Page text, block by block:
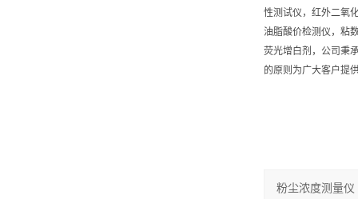
性测试仪，红外二氧
油脂酸价检测仪，粘
荧光增白剂，公司秉
的原则为广大客户提